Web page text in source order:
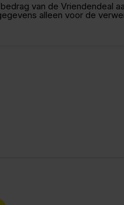
van de Vriendendeal
alleen voor de